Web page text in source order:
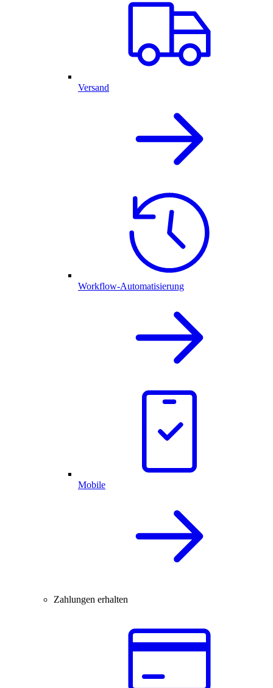
Versand
Workflow-Automatisierung
Mobile
Zahlungen erhalten